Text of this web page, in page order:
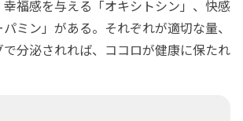
幸福感を与える「オキシトシン」、快感
ミン」がある。それぞれが適切な量、
分泌されれば、ココロが健康に保たれ